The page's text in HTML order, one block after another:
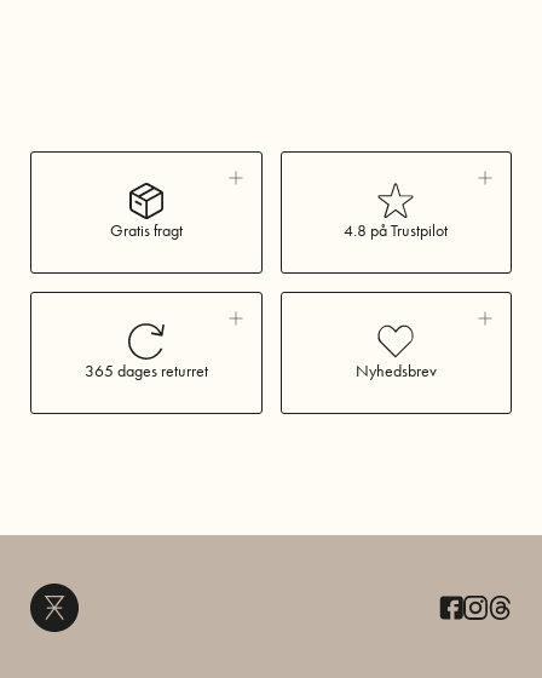
Gratis fragt 4.8 på Trustpilot
365 dages returret Nyhedsbrev